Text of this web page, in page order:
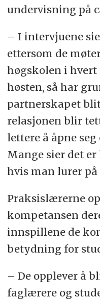
undervisning på
– I intervjuene
ettersom de
høgskolen i
høsten, så har
partnerskapet
relasjonen blir
lettere å åpne
Mange sier det
hvis man lurer på
Praksislærerne
kompetansen
innspillene de
betydning for
– De opplever å
faglærere og